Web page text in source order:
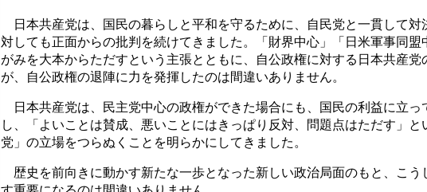
日本共産党は、国民の暮らしと平和を守るために、自民党と一貫して対
対しても正面からの批判を続けてきました。「財界中心」「日米軍事同盟
がみを大本からただすという主張とともに、自公政権に対する日本共産党
が、自公政権の退陣に力を発揮したのは間違いありません。
日本共産党は、民主党中心の政権ができた場合にも、国民の利益に立っ
し、「よいことは賛成、悪いことにはきっぱり反対、問題点はただす」と
党」の立場をつらぬくことを明らかにしてきました。
歴史を前向きに動かす新たな一歩となった新しい政治局面のもと、こう